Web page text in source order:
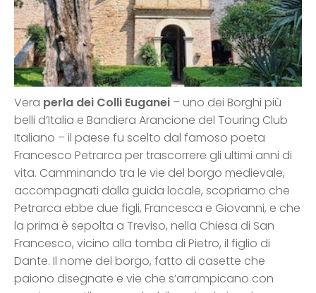
Vera perla dei Colli Euganei – uno dei Borghi più
belli d’Italia e Bandiera Arancione del Touring Club
Italiano – il paese fu scelto dal famoso poeta
Francesco Petrarca per trascorrere gli ultimi anni di
vita. Camminando tra le vie del borgo medievale,
accompagnati dalla guida locale, scopriamo che
Petrarca ebbe due figli, Francesca e Giovanni, e che
la prima è sepolta a Treviso, nella Chiesa di San
Francesco, vicino alla tomba di Pietro, il figlio di
Dante. Il nome del borgo, fatto di casette che
paiono disegnate e vie che s’arrampicano con